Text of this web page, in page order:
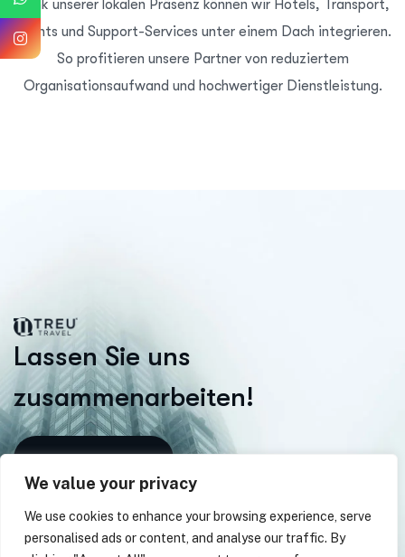
We value your privacy
We use cookies to enhance your browsing experience, serve
personalised ads or content, and analyse our traffic. By
Dank unserer lokalen Präsenz können wir Hotels, Transport,
Events und Support-Services unter einem Dach integrieren.
So profitieren unsere Partner von reduziertem
Organisationsaufwand und hochwertiger Dienstleistung.
Lassen Sie uns
zusammenarbeiten!